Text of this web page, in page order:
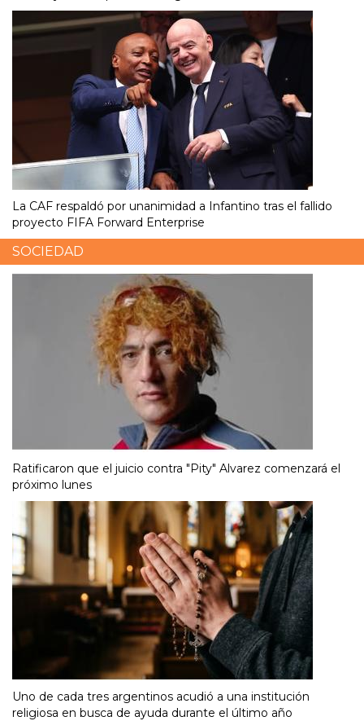
La CAF respaldó por unanimidad a Infantino tras el fallido
proyecto FIFA Forward Enterprise
SOCIEDAD
Ratificaron que el juicio contra "Pity" Alvarez comenzará el
próximo lunes
Uno de cada tres argentinos acudió a una institución
religiosa en busca de ayuda durante el último año